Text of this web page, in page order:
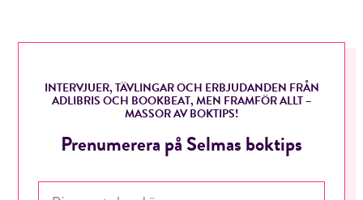
INTERVJUER, TÄVLINGAR OCH ERBJUDANDEN FRÅN
ADLIBRIS OCH BOOKBEAT, MEN FRAMFÖR ALLT –
MASSOR AV BOKTIPS!
Prenumerera på Selmas boktips